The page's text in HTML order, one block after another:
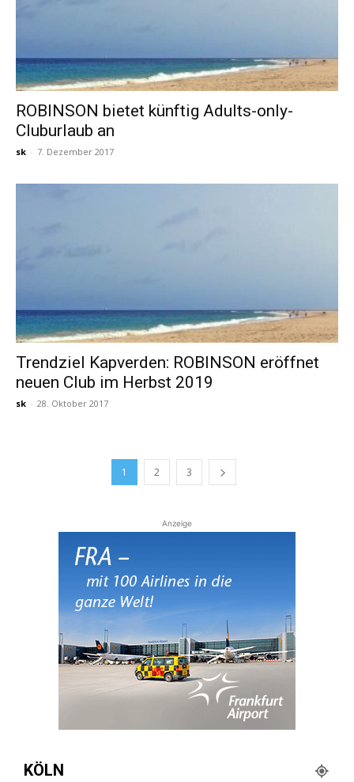
ROBINSON bietet künftig Adults-only-
Cluburlaub an
sk - 7. Dezember 2017
Trendziel Kapverden: ROBINSON eröffnet
neuen Club im Herbst 2019
sk - 28. Oktober 2017
1 2 3
Anzeige
KÖLN